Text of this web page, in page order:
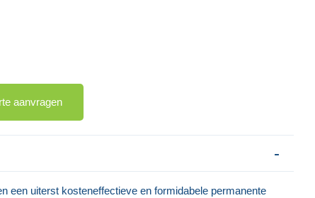
aanvragen
een uiterst kosteneffectieve en formidabele permanente